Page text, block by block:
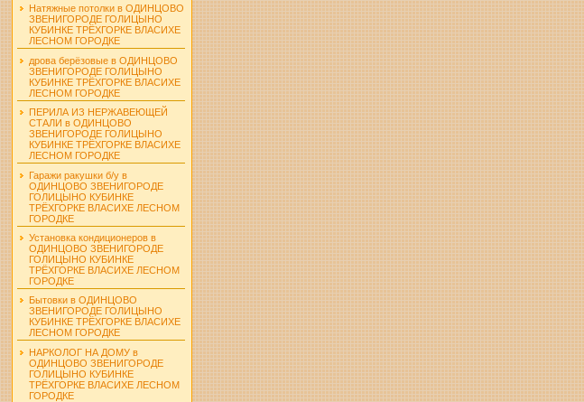
Натяжные потолки в ОДИНЦОВО
ЗВЕНИГОРОДЕ ГОЛИЦЫНО
КУБИНКЕ ТРЁХГОРКЕ ВЛАСИХЕ
ЛЕСНОМ ГОРОДКЕ
дрова берёзовые в ОДИНЦОВО
ЗВЕНИГОРОДЕ ГОЛИЦЫНО
КУБИНКЕ ТРЁХГОРКЕ ВЛАСИХЕ
ЛЕСНОМ ГОРОДКЕ
ПЕРИЛА ИЗ НЕРЖАВЕЮЩЕЙ
СТАЛИ в ОДИНЦОВО
ЗВЕНИГОРОДЕ ГОЛИЦЫНО
КУБИНКЕ ТРЁХГОРКЕ ВЛАСИХЕ
ЛЕСНОМ ГОРОДКЕ
Гаражи ракушки б/у в
ОДИНЦОВО ЗВЕНИГОРОДЕ
ГОЛИЦЫНО КУБИНКЕ
ТРЁХГОРКЕ ВЛАСИХЕ ЛЕСНОМ
ГОРОДКЕ
Установка кондиционеров в
ОДИНЦОВО ЗВЕНИГОРОДЕ
ГОЛИЦЫНО КУБИНКЕ
ТРЁХГОРКЕ ВЛАСИХЕ ЛЕСНОМ
ГОРОДКЕ
Бытовки в ОДИНЦОВО
ЗВЕНИГОРОДЕ ГОЛИЦЫНО
КУБИНКЕ ТРЁХГОРКЕ ВЛАСИХЕ
ЛЕСНОМ ГОРОДКЕ
НАРКОЛОГ НА ДОМУ в
ОДИНЦОВО ЗВЕНИГОРОДЕ
ГОЛИЦЫНО КУБИНКЕ
ТРЁХГОРКЕ ВЛАСИХЕ ЛЕСНОМ
ГОРОДКЕ